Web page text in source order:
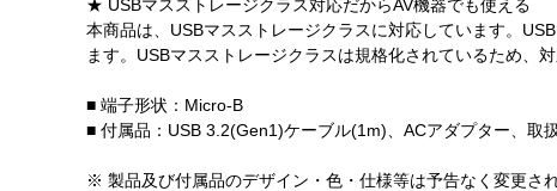
★ USBマスストレージクラス対応だからAV機器でも使える
本商品は、USBマスストレージクラスに対応しています。
ます。USBマスストレージクラスは規格化されているため、
■ 端子形状：Micro-B
■ 付属品：USB 3.2(Gen1)ケーブル(1m)、ACアダプター、
※ 製品及び付属品のデザイン・色・仕様等は予告なく変更さ